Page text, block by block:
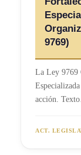
9769)
La Ley 9769
acción.
ACT.